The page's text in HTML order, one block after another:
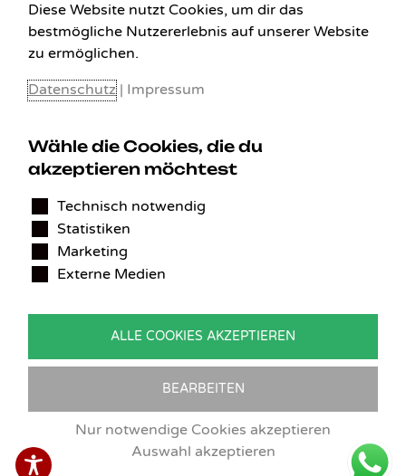
KONTAKT
Benedikt Stelzner
Autopflege Stelzner
Kohlgraben 2b
97799 Zeitlofs
Deutschland
service@detailingverliebt.de
Vertrag widerrufen
Diese Website nutzt Cookies, um dir das
bestmögliche Nutzererlebnis auf unserer Website
zu ermöglichen.
Datenschutz | Impressum
Wähle die Cookies, die du
akzeptieren möchtest
Technisch notwendig
Statistiken
Marketing
Externe Medien
ALLE COOKIES AKZEPTIEREN
BEARBEITEN
Nur notwendige Cookies akzeptieren
Auswahl akzeptieren